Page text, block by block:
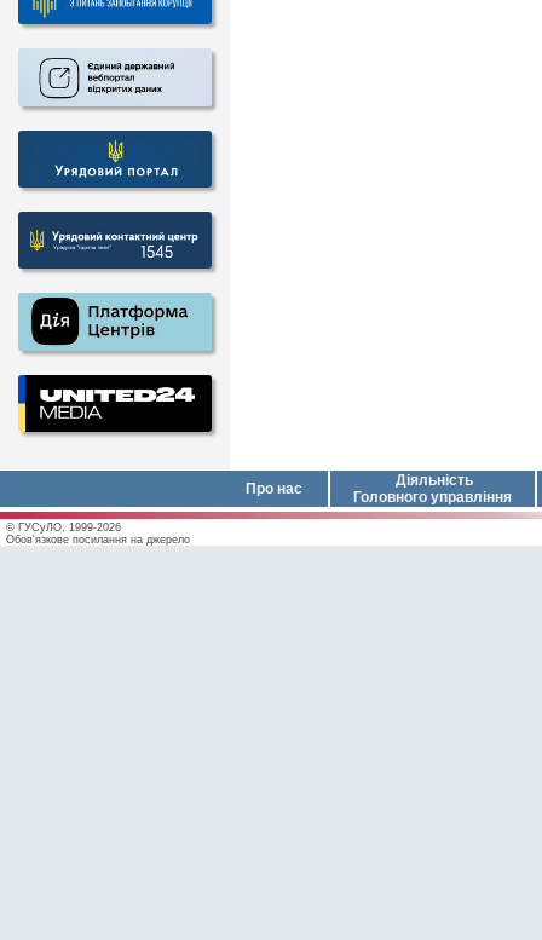
Про нас
Діяльність
Головного управління
© ГУСуЛО, 1999-2026
Обов'язкове посилання на джерело